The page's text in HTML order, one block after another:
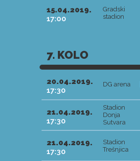
15.04.2019.
17:00
Gradski
stadion
7. KOLO
20.04.2019.
17:30
DG arena
21.04.2019.
17:30
Stadion
Donja
Sutvara
21.04.2019.
17:30
Stadion
Trešnjica